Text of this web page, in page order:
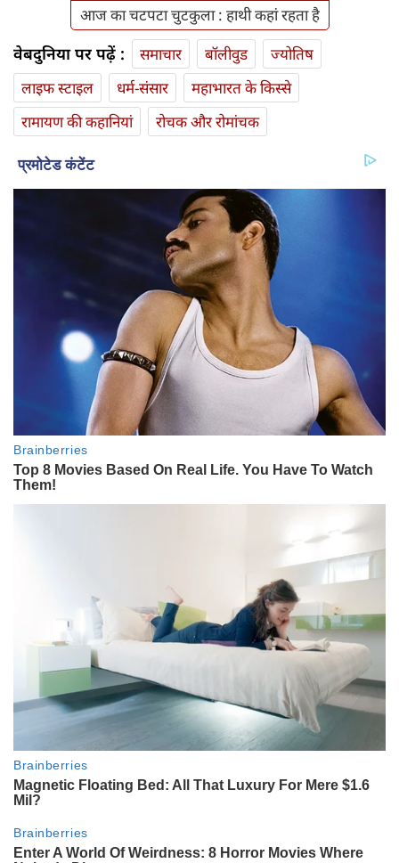
आज का चटपटा चुटकुला : हाथी कहां रहता है
वेबदुनिया पर पढ़ें : समाचार बॉलीवुड
ज्योतिष
लाइफ स्‍टाइल
धर्म-संसार
महाभारत के किस्से
रामायण की कहानियां
रोचक और रोमांचक